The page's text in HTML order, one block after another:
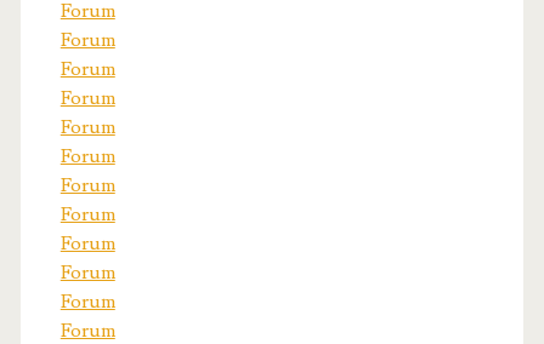
Forum
Forum
Forum
Forum
Forum
Forum
Forum
Forum
Forum
Forum
Forum
Forum